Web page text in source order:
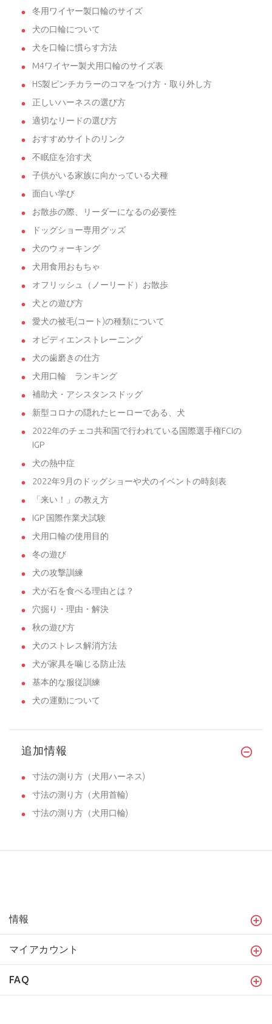
冬用ワイヤー製口輪のサイズ
犬の口輪について
犬を口輪に慣らす方法
M4ワイヤー製犬用口輪のサイズ表
HS製ピンチカラーのコマをつけ方・取り外し方
正しいハーネスの選び方
適切なリードの選び方
おすすめサイトのリンク
不眠症を治す犬
子供がいる家族に向かっている犬種
面白い学び
お散歩の際、リーダーになるの必要性
ドッグショー専用グッズ
犬のウォーキング
犬用食用おもちゃ
オフリッシュ（ノーリード）お散歩
犬との遊び方
愛犬の被毛(コート)の種類について
オビディエンストレーニング
犬の歯磨きの仕方
犬用口輪 ランキング
補助犬・アシスタンスドッグ
新型コロナの隠れたヒーローである、犬
2022年のチェコ共和国で行われている国際選手権FCIの
IGP
犬の熱中症
2022年9月のドッグショーや犬のイベントの時刻表
「来い！」の教え方
IGP 国際作業犬試験
犬用口輪の使用目的
冬の遊び
犬の攻撃訓練
犬が石を食べる理由とは？
穴掘り・理由・解決
秋の遊び方
犬のストレス解消方法
犬が家具を噛じる防止法
基本的な服従訓練
犬の運動について
追加情報
寸法の測り方（犬用ハーネス)
寸法の測り方（犬用首輪)
寸法の測り方（犬用口輪)
情報
マイアカウント
FAQ